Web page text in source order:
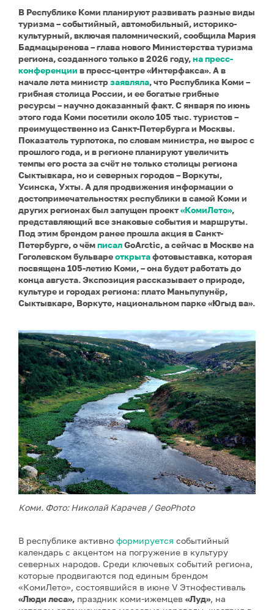
В Республике Коми планируют развивать разные виды
туризма – событийный, автомобильный, историко-
культурный, включая паломнический, сообщила Мария
Бадмацыренова – глава нового Министерства туризма
региона, созданного только в 2026 году,на пресс-
конференции в пресс-центре «Интерфакса». А в
начале лета министрзаявляла, что Республика Коми –
грибная столица России, и ее богатые грибные
ресурсы – научно доказанный факт. С января по июнь
этого года Коми посетили около 105 тыс. туристов –
преимущественно из Санкт-Петербурга и Москвы.
Показатель турпотока, по словам министра, не вырос с
прошлого года, и в регионе планируют увеличить
темпы его роста за счёт не только столицы региона
Сыктывкара, но и северных городов – Воркуты,
Усинска, Ухты. А для продвижения информации о
достопримечательностях республики в самой Коми и
других регионах был запущен проект«КомиЛето»,
представляющий все знаковые события и маршруты.
Под этим брендом ранее прошла акция в Санкт-
Петербурге, о чёмписалGoArctic, а сейчас в Москве на
Гоголевском бульвареоткрытафотовыставка, которая
посвящена 105-летию Коми, – она будет работать до
конца августа. Экспозиция рассказывает о природе,
культуре и городах региона: плато Маньпупунёр,
Сыктывкаре, Воркуте, национальном парке «Югыд ва».
Коми. Фото: Николай Карачев / GeoPhoto
В республике активно формируется событийный
календарь с акцентом на погружение в культуру
северных народов. Среди ключевых событий региона,
которые продвигаются под единым брендом
«КомиЛето», состоявшийся в июне V Этнофестиваль
«Люди леса», праздник коми-ижемцев «Луд», на